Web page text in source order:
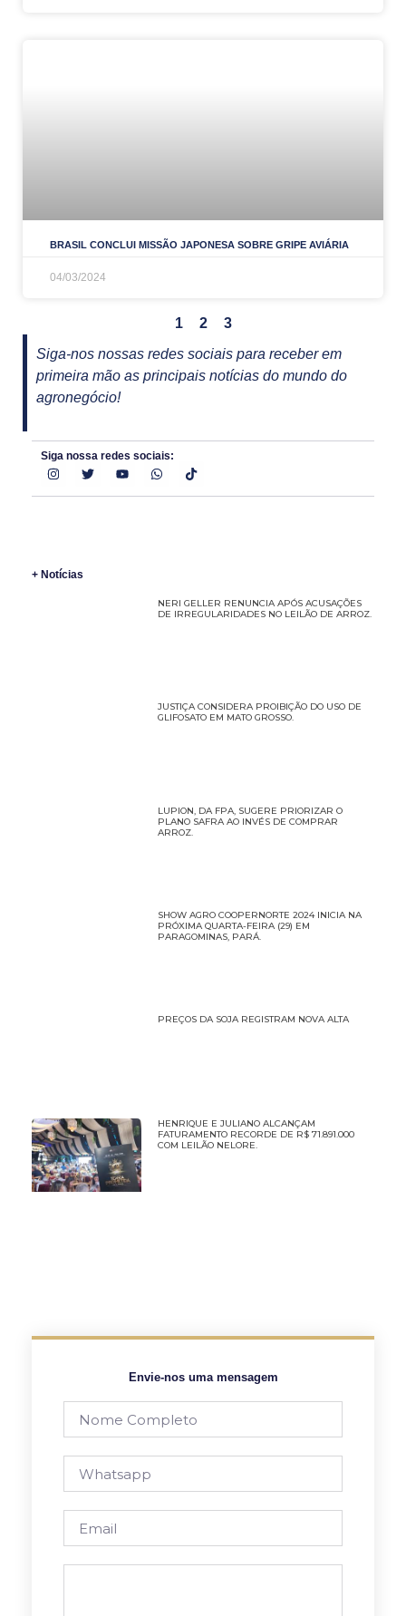
BRASIL CONCLUI MISSÃO JAPONESA SOBRE GRIPE AVIÁRIA
04/03/2024
1 2
3
Siga-nos nossas redes sociais para receber em
primeira mão as principais notícias do mundo do
agronegócio!
Siga nossa redes sociais:
+ Notícias
NERI GELLER RENUNCIA APÓS ACUSAÇÕES
DE IRREGULARIDADES NO LEILÃO DE ARROZ.
JUSTIÇA CONSIDERA PROIBIÇÃO DO USO DE
GLIFOSATO EM MATO GROSSO.
LUPION, DA FPA, SUGERE PRIORIZAR O
PLANO SAFRA AO INVÉS DE COMPRAR
ARROZ.
SHOW AGRO COOPERNORTE 2024 INICIA NA
PRÓXIMA QUARTA-FEIRA (29) EM
PARAGOMINAS, PARÁ.
PREÇOS DA SOJA REGISTRAM NOVA ALTA
HENRIQUE E JULIANO ALCANÇAM
FATURAMENTO RECORDE DE R$ 71.891.000
COM LEILÃO NELORE.
Envie-nos uma mensagem